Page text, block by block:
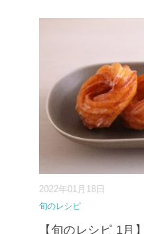
2022年01月18日
旬のレシピ
【旬のレシピ 1月